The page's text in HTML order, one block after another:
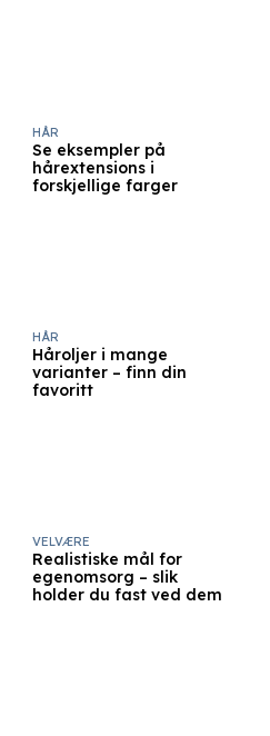
Se eksempler på
hårextensions i
forskjellige farger
HÅR
Håroljer i mange
varianter – finn din
favoritt
HÅR
Realistiske mål for
egenomsorg – slik
holder du fast ved dem
VELVÆRE